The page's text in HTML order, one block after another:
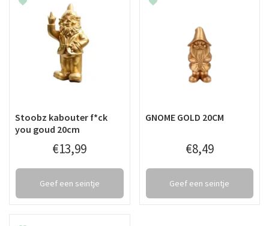
Stoobz kabouter f*ck
you goud 20cm
€13,99
Geef een seintje
GNOME GOLD 20CM
€8,49
Geef een seintje